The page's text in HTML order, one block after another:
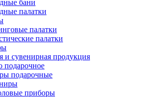
бани
палатки
палатки
палатки
и сувенирная продукция
подарочные
приборы